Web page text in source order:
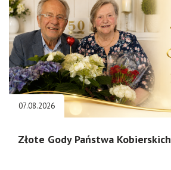
07.08.2026
Złote Gody Państwa Kobierskich